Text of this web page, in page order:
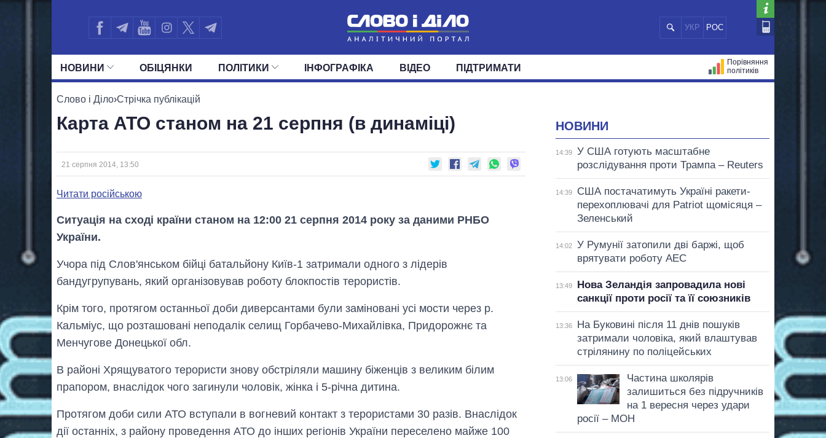
УКР РОС
НОВИНИ
ПОЛІТИКА ЕКОНОМІКА СУСПІЛЬСТВО
ОБIЦЯНКИ ПОЛIТИКИ
УСІ ПОЛІТИКИ
ДЕПУТАТИ КОМІТЕТИ ФРАКЦІЇ
ІНФОГРАФІКА ВІДЕО ПІДТРИМАТИ
Порівняння
політиків
Слово і Діло›Стрічка публікацій
Карта АТО станом на 21 серпня (в динаміці)
21 серпня 2014, 13:50
Читати російською
Ситуація на сході країни станом на 12:00 21 серпня 2014 року за даними РНБО
України.
Учора під Слов'янськом бійці батальйону Київ-1 затримали одного з лідерів
бандугрупувань, який організовував роботу блокпостів терористів.
Крім того, протягом останньої доби диверсантами були заміновані усі мости через р.
Кальміус, що розташовані неподалік селищ Горбачево-Михайлівка, Придорожнє та
Менчугове Донецької обл.
В районі Хрящуватого терористи знову обстріляли машину біженців з великим білим
прапором, внаслідок чого загинули чоловік, жінка і 5-річна дитина.
Протягом доби сили АТО вступали в вогневий контакт з терористами 30 разів. Внаслідок
дії останніх, з району проведення АТО до інших регіонів України переселено майже 100
НОВИНИ
14:39
У США готують масштабне
розслідування проти Трампа – Reuters
14:39
США постачатимуть Україні ракети-
перехоплювачі для Patriot щомісяця –
Зеленський
14:02
У Румунії затопили дві баржі, щоб
врятувати роботу АЕС
13:49
Нова Зеландія запровадила нові
санкції проти росії та її союзників
13:36
На Буковині після 11 днів пошуків
затримали чоловіка, який влаштував
стрілянину по поліцейських
13:06
Частина школярів
залишиться без підручників
на 1 вересня через удари
росії – МОН